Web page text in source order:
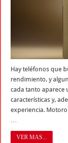
Hay teléfonos que
rendimiento, y
cada tanto aparece
características y,
experiencia.
VER MAS...